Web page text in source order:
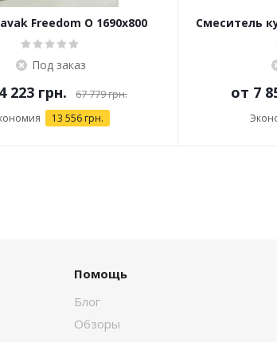
Freedom O 1690x800
отдельностоящая
Под заказ
223 грн. 67 779 грн.
13 556 грн.
Смеситель
от 7
Помощь
Блог
Обзоры